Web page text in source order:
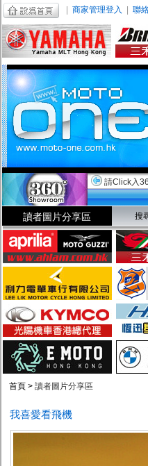
商家管理登入 聯
請Click入
讀者圖片分享區 搜
首頁 > 讀者圖片分享區
我喜愛看飛機